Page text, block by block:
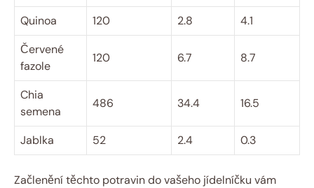
Quinoa 120 2.8
4.1
Červené
⁢fazole
120 6.7 8.7
Chia
semena
486 34.4 16.5
Jablka 52 2.4 0.3
Začlenění těchto potravin do vašeho jídelníčku vám